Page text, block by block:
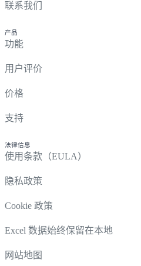
联系我们
产品
功能
用户评价
价格
支持
法律信息
使用条款（EULA）
隐私政策
Cookie 政策
Excel 数据始终保留在本地
网站地图